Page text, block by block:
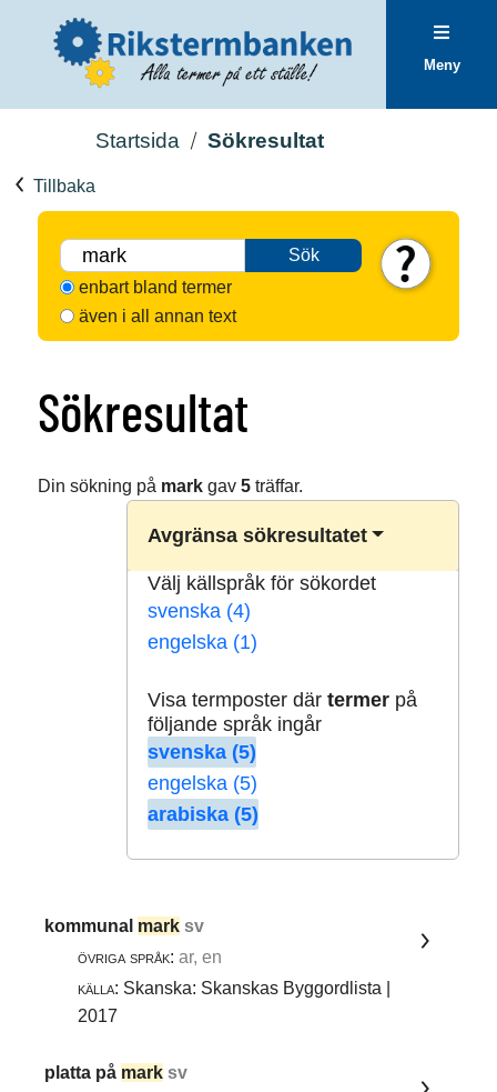
Meny
Startsida Sökresultat
Tillbaka
Sök
enbart bland termer
även i all annan text
Sökresultat
Din sökning på markgav 5träffar.
Avgränsa sökresultatet
Välj källspråk för sökordet
svenska (4)
engelska (1)
Visa termposter där termerpå
följande språk ingår
svenska (5)
engelska (5)
arabiska (5)
kommunal mark sv
övriga språk: ar, en
källa: Skanska: Skanskas Byggordlista |
2017
platta på mark sv